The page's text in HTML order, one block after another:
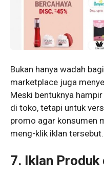
Bukan hanya wadah
marketplace juga
Meski bentuknya
di toko, tetapi untuk
promo agar konsumen
meng-klik iklan tersebut.
7. Iklan